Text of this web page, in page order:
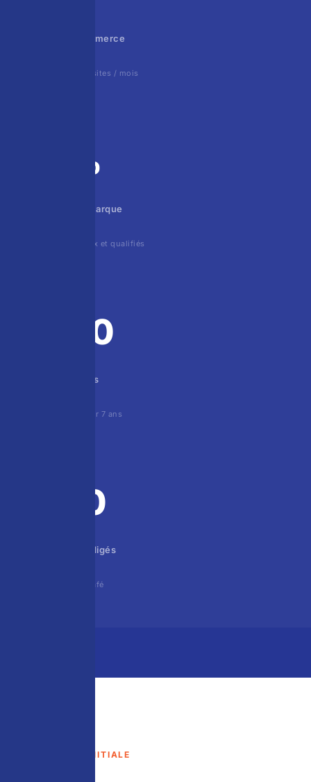
de trafic e-commerce
de 400 à 8 000 visites / mois
94%
du trafic hors marque
visiteurs nouveaux et qualifiés
+300
backlinks acquis
liens de qualité sur 7 ans
+100
articles SEO rédigés
sur l'univers du café
① SITUATION INITIALE